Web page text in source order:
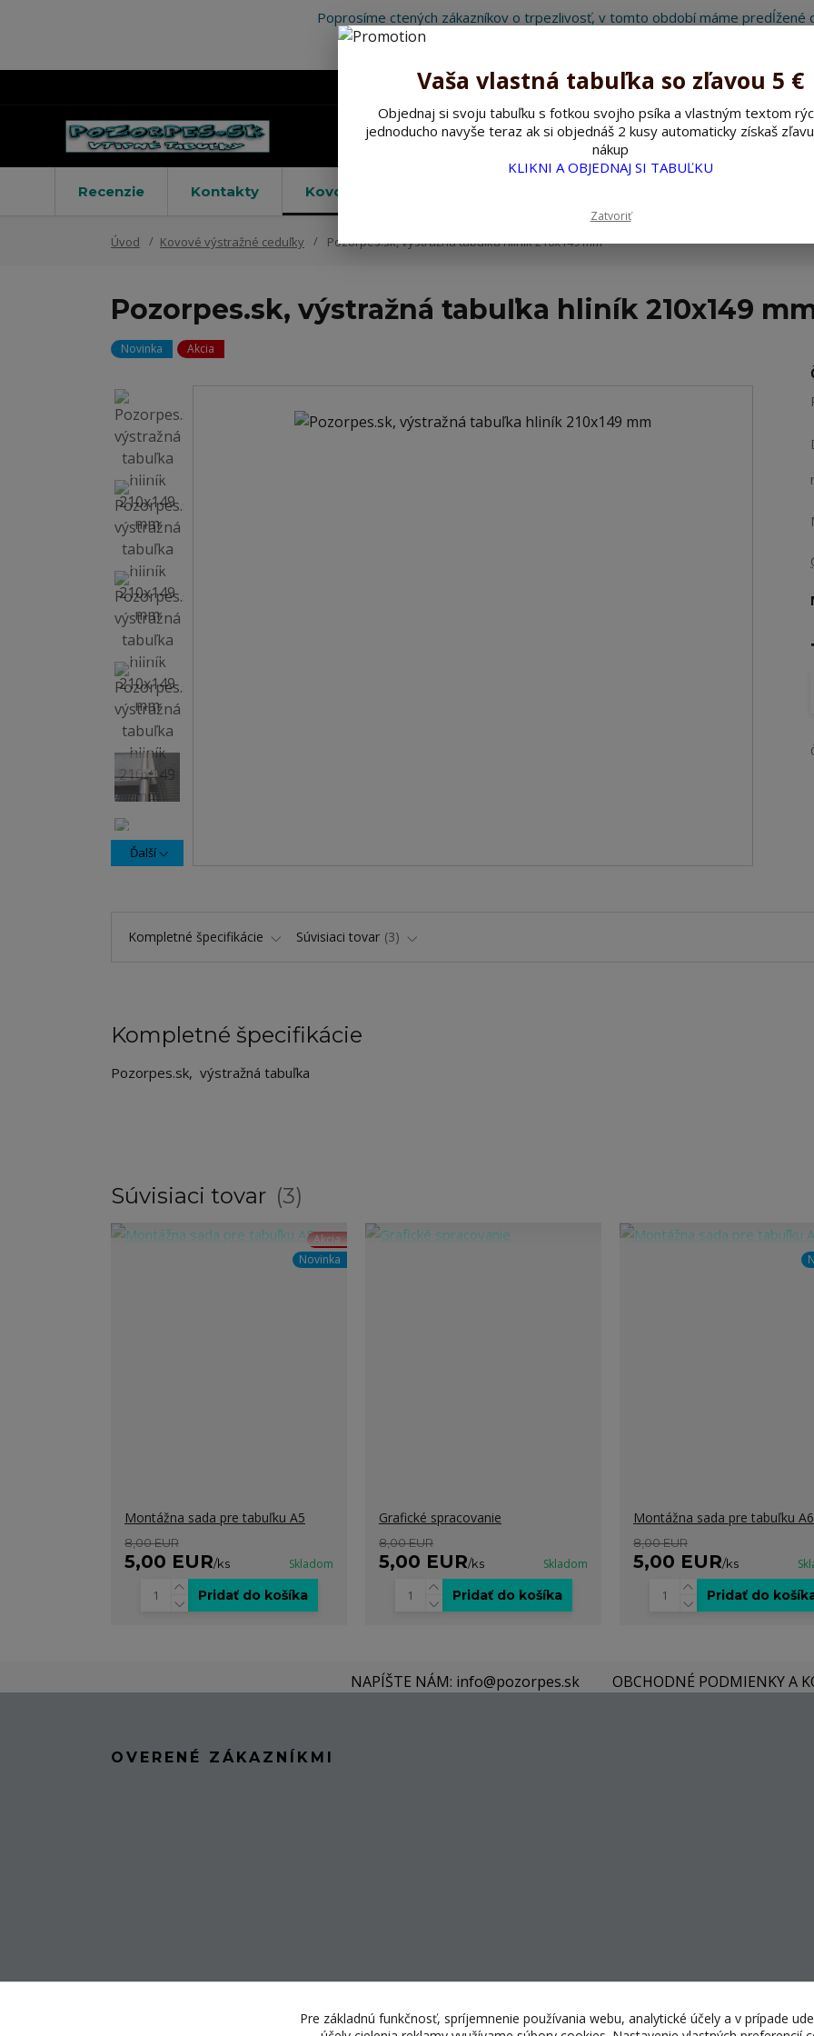
Poprosíme ctených zákazníkov o trpezlivosť, v tomto období máme predĺžené
Hľadať
Recenzie Kontakty Kovové výstražné ceduľky
Úvod Kovové výstražné ceduľky Pozorpes.sk, výstražná tabuľka hliník 210x149 mm
Pozorpes.sk, výstražná tabuľka hliník 210x149
Novinka Akcia
Ďalší
Kompletné špecifikácie Súvisiaci tovar 3
Kompletné špecifikácie
Pozorpes.sk, výstražná tabuľka
Súvisiaci tovar 3
Akcia
Novinka
Montážna sada pre tabuľku A5
8,00 EUR
5,00 EUR/ks Skladom
Pridať do košíka
Grafické spracovanie
8,00 EUR
5,00 EUR/ks Skladom
Pridať do košíka
Montážna sada pre tabuľku A6
8,00 EUR
5,00 EUR/ks
Pridať do
NAPÍŠTE NÁM: info@pozorpes.sk OBCHODNÉ PODMIENKY A
OVERENÉ ZÁKAZNÍKMI
Vaša vlastná tabuľka so zľavou 5 €
Objednaj si svoju tabuľku s fotkou svojho psíka a vlastným textom
jednoducho navyše teraz ak si objednáš 2 kusy automaticky získaš
nákup
KLIKNI A OBJEDNAJ SI TABUĽKU
Zatvoriť
Pre základnú funkčnosť, spríjemnenie používania webu, analytické účely a v prípade